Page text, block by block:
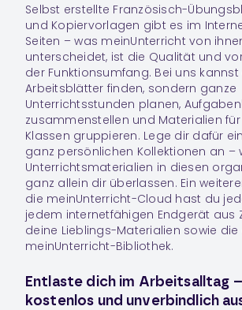
Selbst erstellte Französisch-
und Kopiervorlagen gibt es im
Seiten – was meinUnterricht von
unterscheidet, ist die Qualität und
der Funktionsumfang. Bei uns
Arbeitsblätter finden, sondern ganze
Unterrichtsstunden planen,
zusammenstellen und Materialien für
Klassen gruppieren. Lege dir dafür
ganz persönlichen Kollektionen an –
Unterrichtsmaterialien in diesen
ganz allein dir überlassen. Ein
die meinUnterricht-Cloud hast du
jedem internetfähigen Endgerät aus
deine Lieblings-Materialien sowie
meinUnterricht-Bibliothek.
Entlaste dich im Arbeitsalltag
kostenlos und unverbindlich